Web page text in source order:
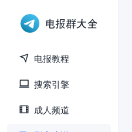
电报教程
搜索引擎
成人频道